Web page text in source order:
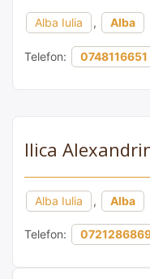
Alba Iulia , Alba
Telefon: 0748116651
Ilica
Alba Iulia , Alba
Telefon: